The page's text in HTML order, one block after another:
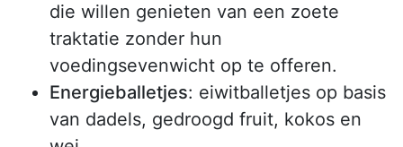
die willen genieten van een zoete
traktatie zonder hun
voedingsevenwicht op te offeren.
Energieballetjes: eiwitballetjes op basis
van dadels, gedroogd fruit, kokos en